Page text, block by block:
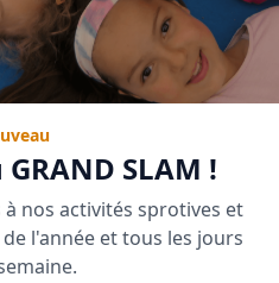
SLAM !
nos activités sprotives et
l'année et tous les jours